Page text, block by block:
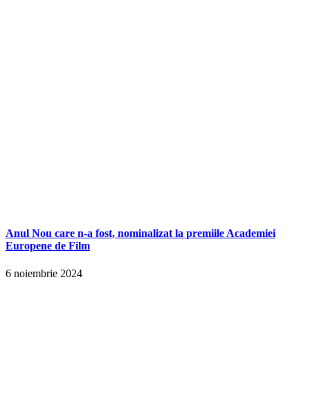
Anul Nou care n-a fost, nominalizat la premiile Academiei
Europene de Film
6 noiembrie 2024